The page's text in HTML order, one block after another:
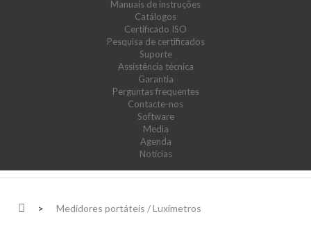
Manuais de instruções
Catálogos
Certificado ISO
Pesquisa de certificados
Suporte
Assistência técnica
Garantia
Perguntas frequentes
Contacte-nos
Software
Media
Agenda
Notícias
> Medidores portáteis / Luxímetros